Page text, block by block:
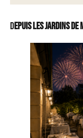
Depuis les jardins de